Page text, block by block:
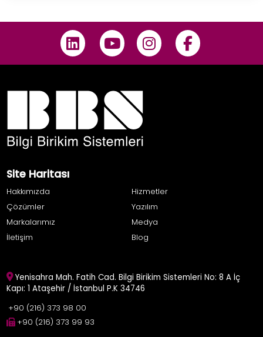
Site Haritası
Hakkımızda
Hizmetler
Çözümler
Yazılım
Markalarımız
Medya
İletişim
Blog
Yenisahra Mah. Fatih Cad. Bilgi Birikim Sistemleri No: 8 A İç
Kapı: 1 Ataşehir / İstanbul P.K 34746
+90 (216) 373 98 00
+90 (216) 373 99 93